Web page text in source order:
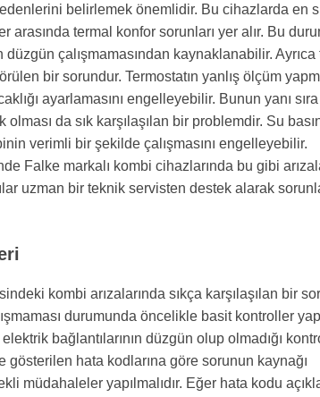
belirlemek önemlidir. Bu cihazlarda en
arasında termal konfor sorunları yer alır. Bu
çalışmamasından kaynaklanabilir. Ayrıca
bir sorundur. Termostatın yanlış ölçüm
ayarlamasını engelleyebilir. Bunun yanı
olması da sık karşılaşılan bir problemdir. Su
verimli bir şekilde çalışmasını engelleyebilir.
Falke markalı kombi cihazlarında bu gibi
uzman bir teknik servisten destek alarak
kombi arızalarında sıkça karşılaşılan bir
durumunda öncelikle basit kontroller
bağlantılarının düzgün olup olmadığı
gösterilen hata kodlarına göre sorunun kaynağı
müdahaleler yapılmalıdır. Eğer hata kodu